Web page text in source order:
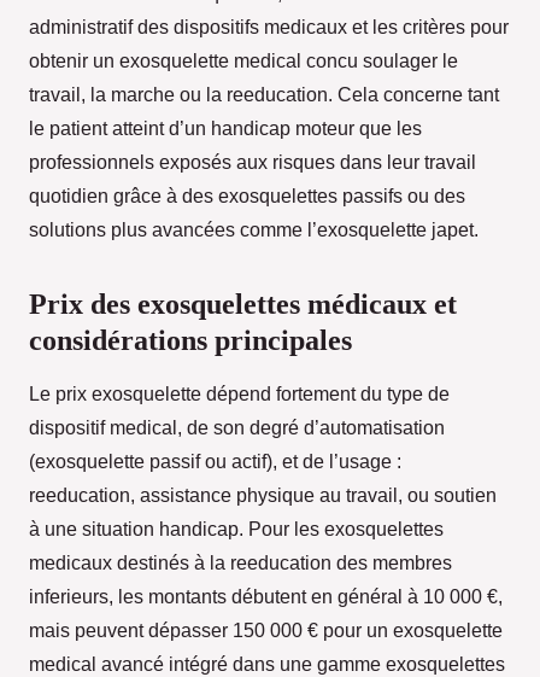
administratif des dispositifs medicaux et les critères pour
obtenir un exosquelette medical concu soulager le
travail, la marche ou la reeducation. Cela concerne tant
le patient atteint d’un handicap moteur que les
professionnels exposés aux risques dans leur travail
quotidien grâce à des exosquelettes passifs ou des
solutions plus avancées comme l’exosquelette japet.
Prix des exosquelettes médicaux et
considérations principales
Le prix exosquelette dépend fortement du type de
dispositif medical, de son degré d’automatisation
(exosquelette passif ou actif), et de l’usage :
reeducation, assistance physique au travail, ou soutien
à une situation handicap. Pour les exosquelettes
medicaux destinés à la reeducation des membres
inferieurs, les montants débutent en général à 10 000 €,
mais peuvent dépasser 150 000 € pour un exosquelette
medical avancé intégré dans une gamme exosquelettes